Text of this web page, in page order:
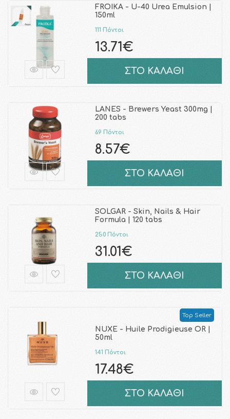
FROIKA - U-40 Urea Emulsion |
150ml
111 Πόντοι
13.71€
ΣΤΟ ΚΑΛΑΘΙ
LANES - Brewers Yeast 300mg |
200 tabs
69 Πόντοι
8.57€
ΣΤΟ ΚΑΛΑΘΙ
SOLGAR - Skin, Nails & Hair
Formula | 120 tabs
250 Πόντοι
31.01€
ΣΤΟ ΚΑΛΑΘΙ
Top Seller
NUXE - Huile Prodigieuse OR |
50ml
141 Πόντοι
17.48€
ΣΤΟ ΚΑΛΑΘΙ